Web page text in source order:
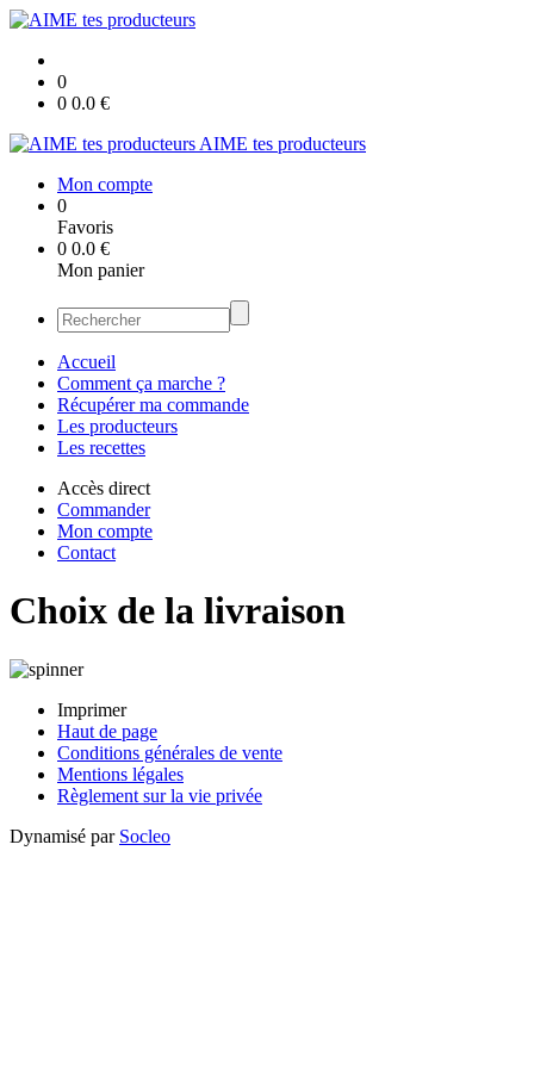
0
0 0.0 €
AIME tes producteurs
Mon compte
0
Favoris
0 0.0 €
Mon panier
Accueil
Comment ça marche ?
Récupérer ma commande
Les producteurs
Les recettes
Accès direct
Commander
Mon compte
Contact
Choix de la livraison
Imprimer
Haut de page
Conditions générales de vente
Mentions légales
Règlement sur la vie privée
Dynamisé par Socleo